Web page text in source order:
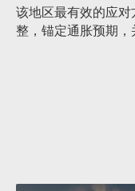
该地区最有效的应
整，锚定通胀预期